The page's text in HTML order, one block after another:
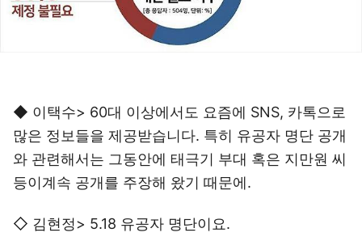
◆ 이택수> 60대 이상에서도 요즘에 SNS, 카톡으로
많은 정보들을 제공받습니다. 특히 유공자 명단 공개
와 관련해서는 그동안에 태극기 부대 혹은 지만원 씨
등이계속 공개를 주장해 왔기 때문에.
◇ 김현정> 5.18 유공자 명단이요.